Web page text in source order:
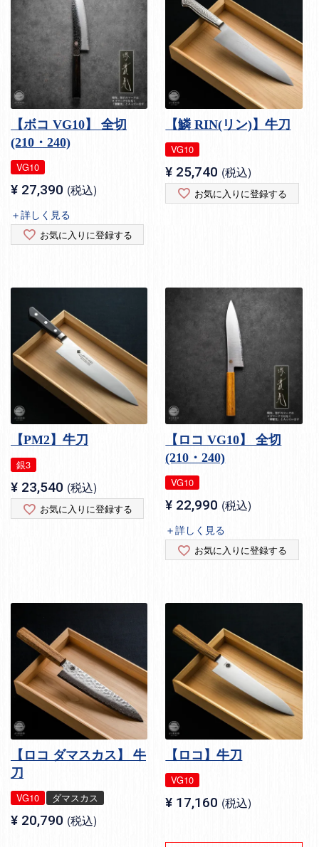
【ボコ VG10】 全切
(210・240)
VG10
¥ 27,390 税込
＋詳しく見る
お気に入りに登録する
【鱗 RIN(リン)】牛刀
VG10
¥ 25,740 税込
お気に入りに登録する
【PM2】牛刀
銀3
¥ 23,540 税込
お気に入りに登録する
【ロコ VG10】 全切
(210・240)
VG10
¥ 22,990 税込
＋詳しく見る
お気に入りに登録する
【ロコ ダマスカス】 牛
刀
VG10 ダマスカス
¥ 20,790 税込
【ロコ】牛刀
VG10
¥ 17,160 税込